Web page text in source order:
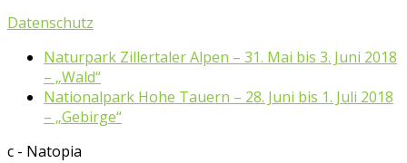
Datenschutz
Naturpark Zillertaler Alpen – 31. Mai bis 3. Juni 2018
– „Wald“
Nationalpark Hohe Tauern – 28. Juni bis 1. Juli 2018
– „Gebirge“
c - Natopia